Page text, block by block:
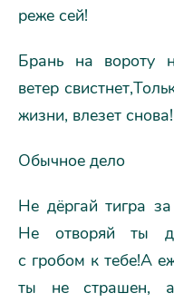
реже сей!
Брань на вороту
ветер
жизни, влезет снова!
Обычное дело
Не дёргай тигра
Не отворяй ты
с гробом к тебе!А
ты не страшен, а